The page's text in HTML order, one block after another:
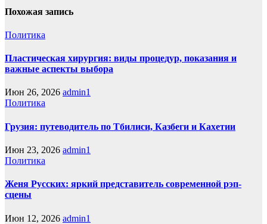
Похожая запись
Политика
Пластическая хирургия: виды процедур, показания и
важные аспекты выбора
Июн 26, 2026 admin1
Политика
Грузия: путеводитель по Тбилиси, Казбеги и Кахетии
Июн 23, 2026 admin1
Политика
Женя Русских: яркий представитель современной рэп-
сцены
Июн 12, 2026 admin1